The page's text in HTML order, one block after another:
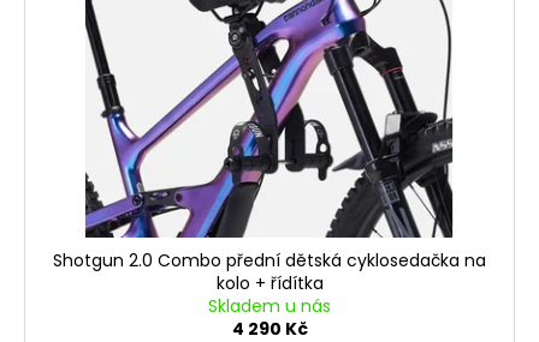
Shotgun 2.0 Combo přední dětská cyklosedačka na
kolo + řídítka
Skladem u nás
4 290 Kč